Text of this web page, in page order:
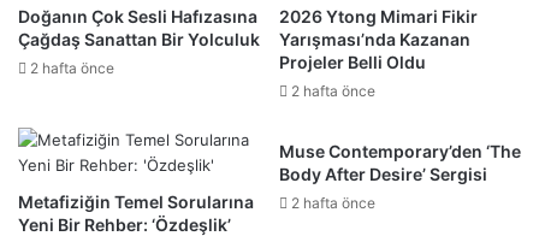
Doğanın Çok Sesli Hafızasına
Çağdaş Sanattan Bir Yolculuk
2 hafta önce
2026 Ytong Mimari Fikir
Yarışması’nda Kazanan
Projeler Belli Oldu
2 hafta önce
Metafiziğin Temel Sorularına
Yeni Bir Rehber: ‘Özdeşlik’
Muse Contemporary’den ‘The
Body After Desire’ Sergisi
2 hafta önce